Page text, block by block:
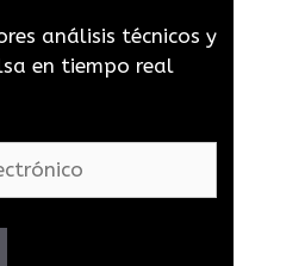
análisis técnicos y
en tiempo real